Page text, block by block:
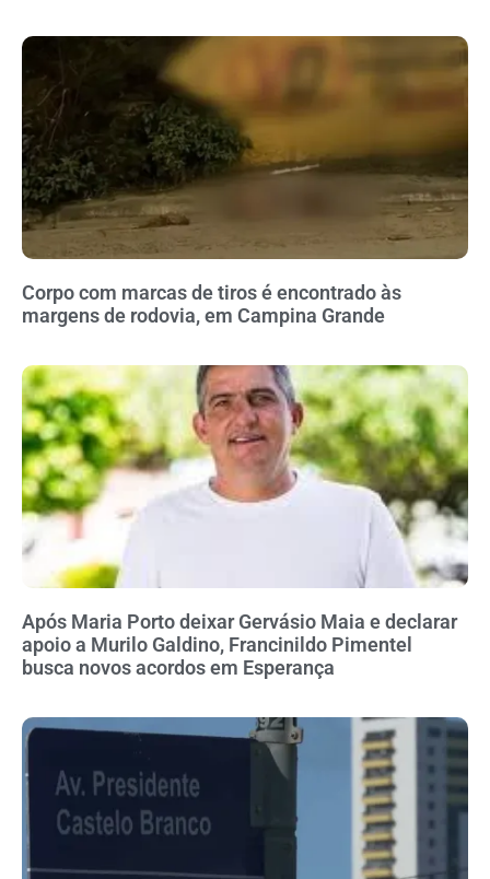
Corpo com marcas de tiros é encontrado às
margens de rodovia, em Campina Grande
Após Maria Porto deixar Gervásio Maia e declarar
apoio a Murilo Galdino, Francinildo Pimentel
busca novos acordos em Esperança